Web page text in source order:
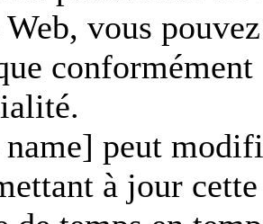
vous
name] peut
à jour